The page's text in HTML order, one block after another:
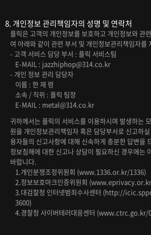
8. 개인정보 관리책임자의 성명 및 연락처
플릭은 고객의 개인정보를 보호하고 개인정보와 관
여 아래와 같이 관련 부서 및 개인정보관리책임자를
- 고객 서비스 담당 부서 : 플릭 서비스팀
E-MAIL : jazzhiphop@314.co.kr
- 개인 정보 관리 담당자
이름 : 한 재 령
소속 / 직위 : 플릭 팀장
E-MAIL : metal@314.co.kr
귀하께서는 플릭의 서비스를 이용하시며 발생하는
원을 개인정보관리책임자 혹은 담당부서로 신고하
용자들의 신고사항에 대해 신속하게 충분한 답변을
정보침해에 대한 신고나 상담이 필요하신 경우에는
바랍니다.
1.개인분쟁조정위원회 (www.1336.or.kr/1336)
2.정보보호마크인증위원회
3.대검찰청 인터넷범죄수사센터 (http://
3600)
4.경찰청 사이버테러대응센터 (www.ctrc.go.kr/